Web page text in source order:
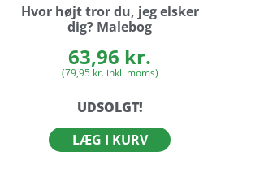
Hvor højt tror du, jeg elsker
dig? Malebog
63,96 kr.
(79,95 kr.inkl. moms)
UDSOLGT!
LÆG I KURV